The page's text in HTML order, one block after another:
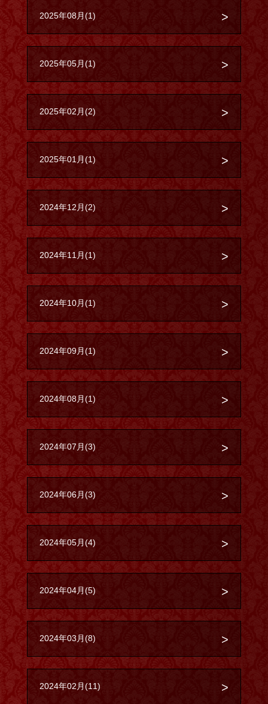
2025年08月(1)
2025年05月(1)
2025年02月(2)
2025年01月(1)
2024年12月(2)
2024年11月(1)
2024年10月(1)
2024年09月(1)
2024年08月(1)
2024年07月(3)
2024年06月(3)
2024年05月(4)
2024年04月(5)
2024年03月(8)
2024年02月(11)